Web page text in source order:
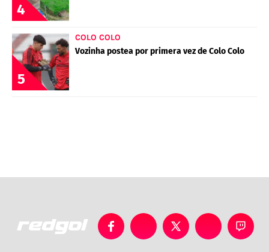
4
5
COLO COLO
Vozinha postea por primera vez de Colo Colo